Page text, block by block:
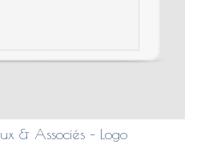
& Associés – Logo